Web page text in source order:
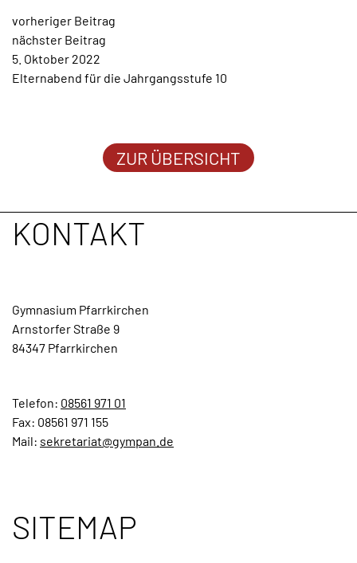
AKTUELLES
&
NEWS
BEITRAGSNAVIGATION
vorheriger Beitrag
nächster Beitrag
5. Oktober 2022
Elternabend für die Jahrgangsstufe 10
ZUR ÜBERSICHT
KONTAKT
Gymnasium Pfarrkirchen
Arnstorfer Straße 9
84347 Pfarrkirchen
Telefon: 08561 971 01
Fax: 08561 971 155
Mail: sekretariat@gympan.de
SITEMAP